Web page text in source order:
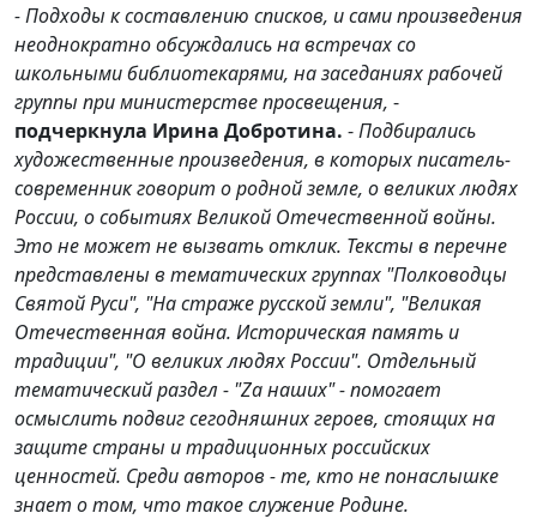
- Подходы к составлению списков, и сами произведения
неоднократно обсуждались на встречах со
школьными библиотекарями, на заседаниях рабочей
группы при министерстве просвещения, -
подчеркнула Ирина Добротина. -Подбирались
художественные произведения, в которых писатель-
современник говорит о родной земле, о великих людях
России, о событиях Великой Отечественной войны.
Это не может не вызвать отклик. Тексты в перечне
представлены в тематических группах "Полководцы
Святой Руси", "На страже русской земли", "Великая
Отечественная война. Историческая память и
традиции", "О великих людях России". Отдельный
тематический раздел - "Zа наших" - помогает
осмыслить подвиг сегодняшних героев, стоящих на
защите страны и традиционных российских
ценностей. Среди авторов - те, кто не понаслышке
знает о том, что такое служение Родине.